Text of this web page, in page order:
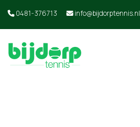
0481-376713 info@bijdorptennis.nl